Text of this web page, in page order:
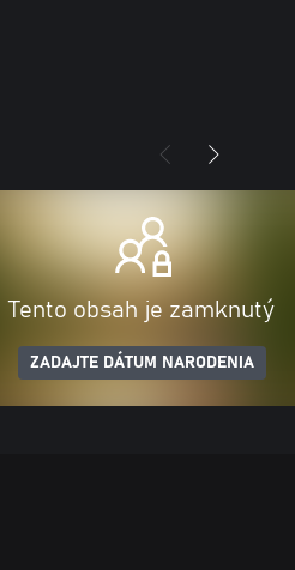
Tento obsah je zamknutý
ZADAJTE DÁTUM NARODENIA